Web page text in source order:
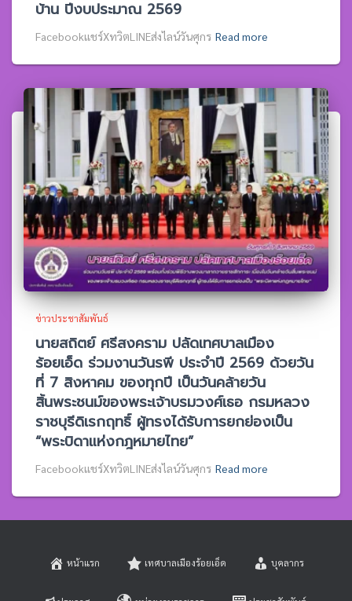
บ้าน ปีงบประมาณ 2569
Facebookแชร์XทวิตLINEส่งไลน์วันศุกร Read more
ข่าวประชาสัมพันธ์
นายสถิตย์ ศรีสงคราม ปลัดเทศบาลเมือง
ร้อยเอ็ด ร่วมงานวันรพี ประจำปี 2569 ด้วยวัน
ที่ 7 สิงหาคม ของทุกปี เป็นวันคล้ายวัน
สิ้นพระชนม์ของพระเจ้าบรมวงศ์เธอ กรมหลวง
ราชบุรีดิเรกฤทธิ์ ผู้ทรงได้รับการยกย่องเป็น
“พระบิดาแห่งกฎหมายไทย”
Facebookแชร์XทวิตLINEส่งไลน์วันศุกร Read more
หน้าแรก เทศบาลเมืองร้อยเอ็ด บุคลากร